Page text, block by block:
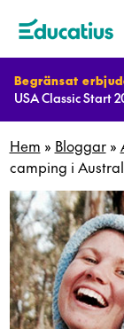
Begränsat
USA Classic Start
Program
Planera
ditt
utbyte
Hem » Bloggar»
camping i